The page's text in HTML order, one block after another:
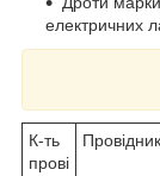
електричних
К-ть
прові
Провідник